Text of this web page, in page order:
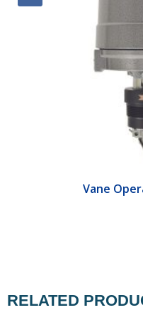
Vane
RELATED